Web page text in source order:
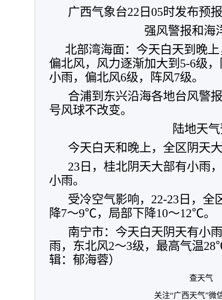
广西气象台22日05时发布预报
强风警报和海
北部湾海面：今天白天到晚
偏北风，风力逐渐加大到5-6级
小雨，偏北风6级，阵风7级。
合浦到东兴沿海各地台风警
号风球不改变。
陆地天
今天白天和晚上，全区阴天
23日，桂北阴天大部有小雨
小雨。
受冷空气影响，22-23日，全
降7～9℃，局部下降10～12℃。
南宁市：今天白天阴天有小
雨，东北风2～3级，最高气温
辑：郁海蓉）
查天气
关注“广西天气”微